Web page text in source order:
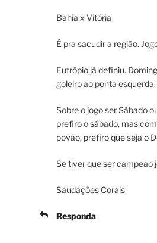
Bahia x Vitória
É pra sacudir a região.
Eutrópio já definiu.
goleiro ao ponta
Sobre o jogo ser Sábado
prefiro o sábado, mas
povão, prefiro que seja o
Se tiver que ser campeão
Saudações Corais
Responda